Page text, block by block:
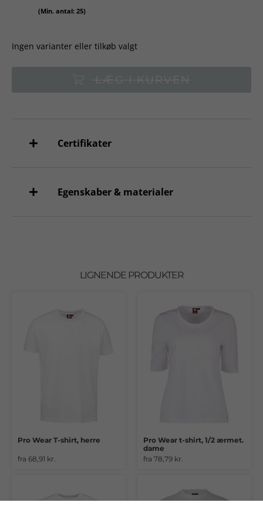
(Min. antal: 25)
Ingen varianter eller tilkøb valgt
Certifikater
Egenskaber & materialer
LIGNENDE PRODUKTER
Pro Wear T-shirt, herre
fra 68,91 kr.
Pro Wear t-shirt, 1/2 ærmet.
dame
fra 78,79 kr.